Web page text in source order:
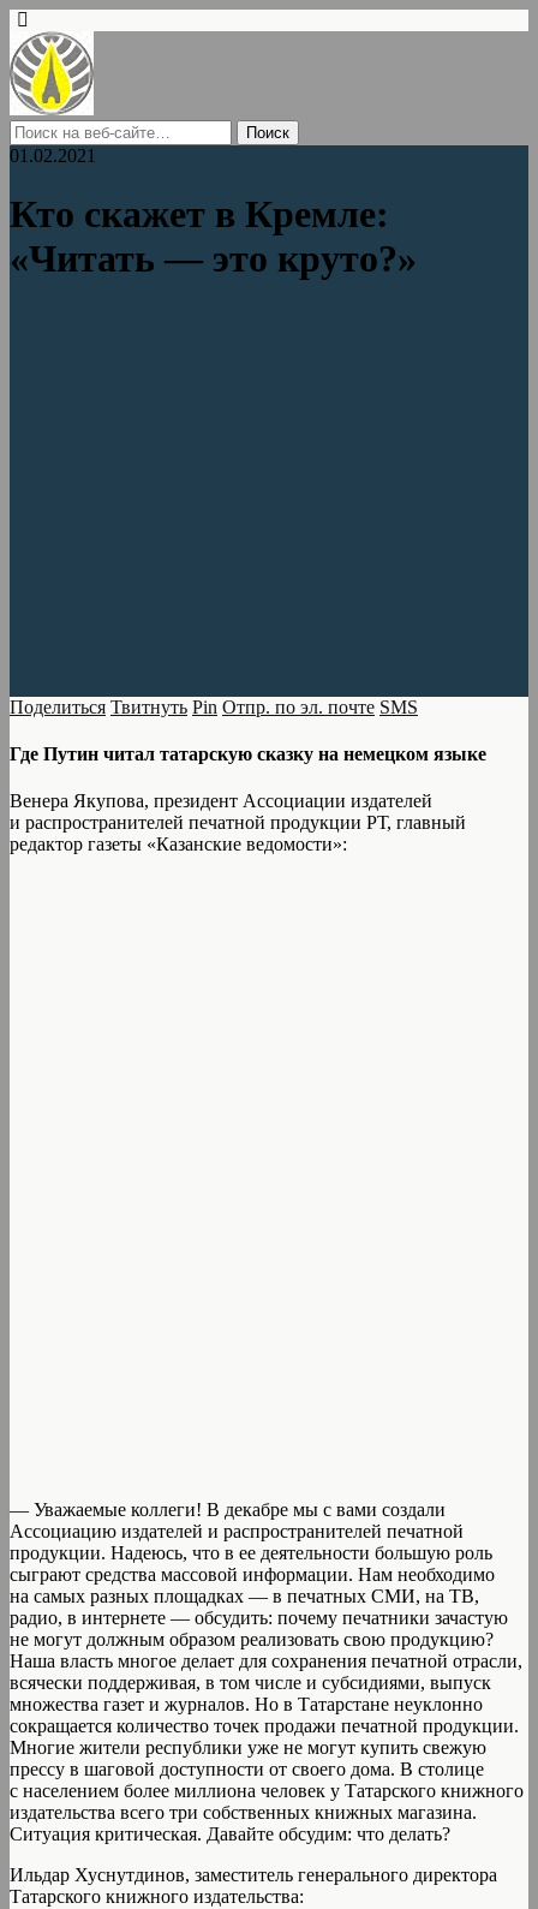
01.02.2021
Кто скажет в Кремле:
«Читать — это круто?»
Поделиться Твитнуть Pin Отпр. по эл. почте SMS
Где Путин читал татарскую сказку на немецком языке
Венера Якупова, президент Ассоциации издателей
и распространителей печатной продукции РТ, главный
редактор газеты «Казанские ведомости»:
— Уважаемые коллеги! В декабре мы с вами создали
Ассоциацию издателей и распространителей печатной
продукции. Надеюсь, что в ее деятельности большую роль
сыграют средства массовой информации. Нам необходимо
на самых разных площадках — в печатных СМИ, на ТВ,
радио, в интернете — обсудить: почему печатники зачастую
не могут должным образом реализовать свою продукцию?
Наша власть многое делает для сохранения печатной отрасли,
всячески поддерживая, в том числе и субсидиями, выпуск
множества газет и журналов. Но в Татарстане неуклонно
сокращается количество точек продажи печатной продукции.
Многие жители республики уже не могут купить свежую
прессу в шаговой доступности от своего дома. В столице
с населением более миллиона человек у Татарского книжного
издательства всего три собственных книжных магазина.
Ситуация критическая. Давайте обсудим: что делать?
Ильдар Хуснутдинов, заместитель генерального директора
Татарского книжного издательства: